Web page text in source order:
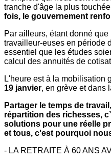
tranche d'âge la plus
fois, le gouvernement
Par ailleurs, étant donné
travailleur-euses en période
essentiel que les études
calcul des annuités de
L'heure est à la mobilisation
19 janvier, en grève et dans
Partager le temps de
répartition des richesses,
solutions pour une réelle
et tous, c'est pourquoi
- LA RETRAITE À 60 ANS